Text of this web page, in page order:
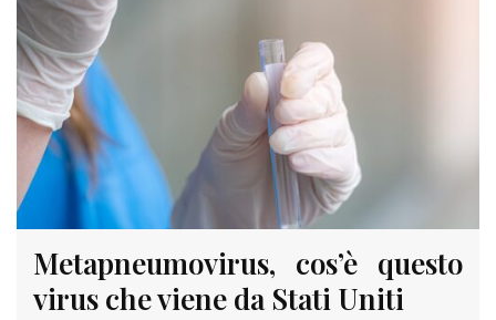
Metapneumovirus, cos’è questo
virus che viene da Stati Uniti